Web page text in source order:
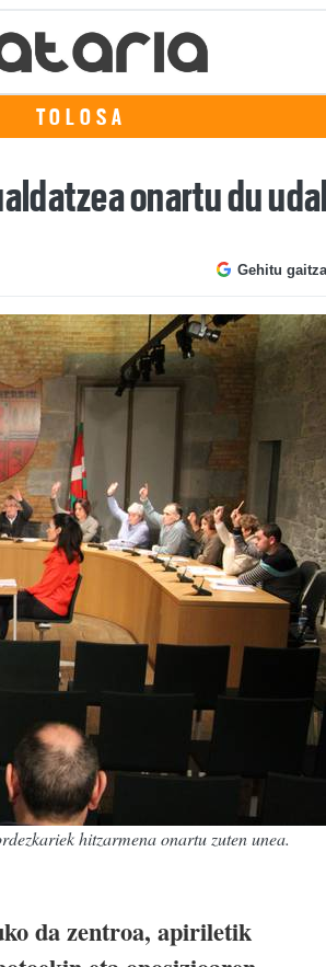
TOLOSA
onartu du
Gehitu
hitzarmena onartu zuten unea.
da zentroa, apiriletik